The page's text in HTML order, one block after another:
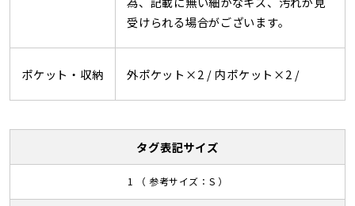
受けられる場合がございます。
ポケット・収納 外ポケット×2 / 内ポケット×2 /
タグ表記サイズ
1 （ 参考サイズ：S ）